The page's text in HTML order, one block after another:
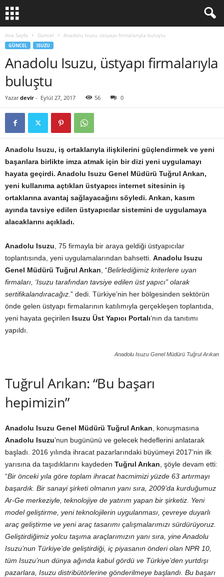
Ana Sayfa Güncel Anadolu Isuzu, üstyapı firmalarıyla buluştu
GÜNCEL ISUZU
Anadolu Isuzu, üstyapı firmalarıyla
buluştu
Yazar devir - Eylül 27, 2017 56 0
Anadolu Isuzu, iş ortaklarıyla ilişkilerini güçlendirmek ve yeni
başarılara birlikte imza atmak için bir dizi yeni uygulamayı
hayata geçirdi. Anadolu Isuzu Genel Müdürü Tuğrul Arıkan,
yeni kullanıma açtıkları üstyapıcı internet sitesinin iş
ortaklarına avantaj sağlayacağını söyledi. Arıkan, kasım
ayında tavsiye edilen üstyapıcılar sistemini de uygulamaya
alacaklarını açıkladı.
Anadolu Isuzu , 75 firmayla bir araya geldiği üstyapıcılar
toplantısında, yeni uygulamalarından bahsetti. Anadolu Isuzu
Genel Müdürü Tuğrul Arıkan , “Belirlediğimiz kriterlere uyan
firmaları, ‘Isuzu tarafından tavsiye edilen üst yapıcı” olarak
sertifikalandıracağız. ” dedi. Türkiye’nin her bölgesinden sektörün
önde gelen üstyapı firmalarının katılımıyla gerçekleşen toplantıda,
yeni hayata geçirilen Isuzu Üst Yapıcı Portalı’nın da tanıtımı
yapıldı.
Anadolu Isuzu Genel Müdürü Tuğrul Arıkan
Tuğrul Arıkan: “Bu başarı
hepimizin”
Anadolu Isuzu Genel Müdürü Tuğrul Arıkan , konuşmasına
Anadolu Isuzu’nun bugününü ve gelecek hedeflerini anlatarak
başladı. 2016 yılında ihracat pazarlarındaki büyümeyi 2017’nin ilk
yarısına da taşıdıklarını kaydeden Tuğrul Arıkan , şöyle devam etti:
“Bir önceki yıla göre toplam ihracat hacmimizi yüzde 63 artırmayı
başardık. Bir sanayi şirketi olmanın yanı sıra, 2009’da kurduğumuz
Ar-Ge merkeziyle, teknolojiye de yatırım yapan bir şirketiz. Yeni
model geliştirme, yeni teknolojilerin uygulanması, çevreye duyarlı
araç geliştirme ve yeni araç tasarımı çalışmalarımızı sürdürüyoruz.
Geliştirdiğimiz yolcu taşıma araçlarımızın yanı sıra, yine Anadolu
Isuzu’nun Türkiye’de geliştirdiği, iç piyasanın önderi olan NPR 10,
tüm Isuzu’nun dünya ağında kabul gördü ve Türkiye’den yurtdışı
pazarlara, Isuzu distribütörlerine gönderilmeye başlandı. Bu başarı